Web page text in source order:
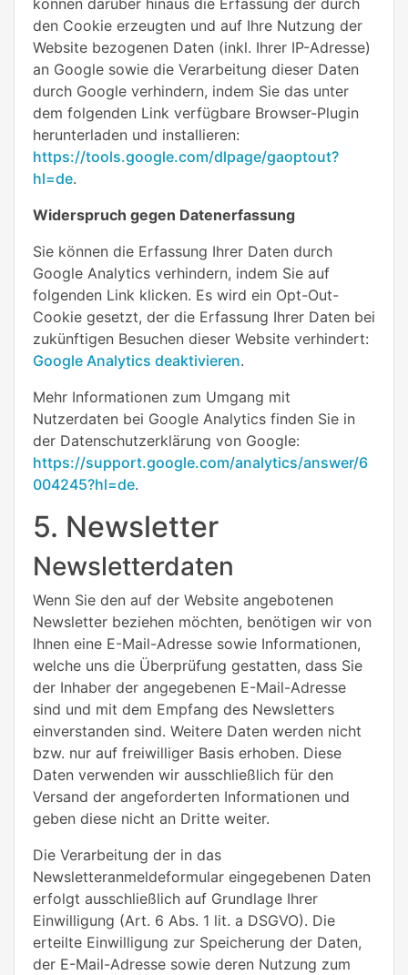
den Cookie erzeugten und auf Ihre Nutzung der
Website bezogenen Daten (inkl. Ihrer IP-Adresse)
an Google sowie die Verarbeitung dieser Daten
durch Google verhindern, indem Sie das unter
dem folgenden Link verfügbare Browser-Plugin
herunterladen und installieren:
https://tools.google.com/dlpage/gaoptout?
hl=de.
Widerspruch gegen Datenerfassung
Sie können die Erfassung Ihrer Daten durch
Google Analytics verhindern, indem Sie auf
folgenden Link klicken. Es wird ein Opt-Out-
Cookie gesetzt, der die Erfassung Ihrer Daten bei
zukünftigen Besuchen dieser Website verhindert:
Google Analytics deaktivieren.
Mehr Informationen zum Umgang mit
Nutzerdaten bei Google Analytics finden Sie in
der Datenschutzerklärung von Google:
https://support.google.com/analytics/answer/6
004245?hl=de.
5. Newsletter
Newsletterdaten
Wenn Sie den auf der Website angebotenen
Newsletter beziehen möchten, benötigen wir von
Ihnen eine E-Mail-Adresse sowie Informationen,
welche uns die Überprüfung gestatten, dass Sie
der Inhaber der angegebenen E-Mail-Adresse
sind und mit dem Empfang des Newsletters
einverstanden sind. Weitere Daten werden nicht
bzw. nur auf freiwilliger Basis erhoben. Diese
Daten verwenden wir ausschließlich für den
Versand der angeforderten Informationen und
geben diese nicht an Dritte weiter.
Die Verarbeitung der in das
Newsletteranmeldeformular eingegebenen Daten
erfolgt ausschließlich auf Grundlage Ihrer
Einwilligung (Art. 6 Abs. 1 lit. a DSGVO). Die
erteilte Einwilligung zur Speicherung der Daten,
der E-Mail-Adresse sowie deren Nutzung zum